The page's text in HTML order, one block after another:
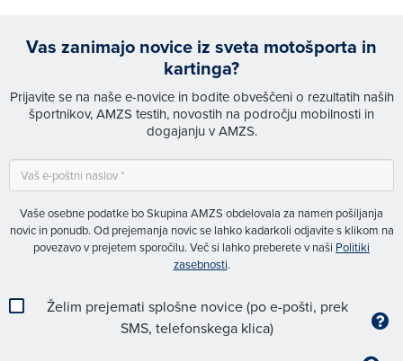
Vas zanimajo novice iz sveta motošporta in
kartinga?
Prijavite se na naše e-novice in bodite obveščeni o rezultatih naših
športnikov, AMZS testih, novostih na področju mobilnosti in
dogajanju v AMZS.
Vaše osebne podatke bo Skupina AMZS obdelovala za namen pošiljanja
novic in ponudb. Od prejemanja novic se lahko kadarkoli odjavite s klikom na
povezavo v prejetem sporočilu. Več si lahko preberete v naši Politiki
zasebnosti.
Želim prejemati splošne novice (po e-pošti, prek
SMS, telefonskega klica)